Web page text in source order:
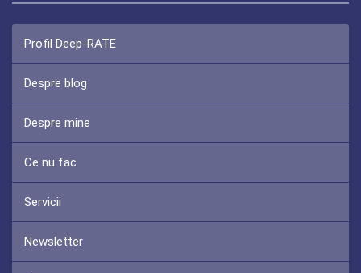
Profil Deep-RATE
Despre blog
Despre mine
Ce nu fac
Servicii
Newsletter